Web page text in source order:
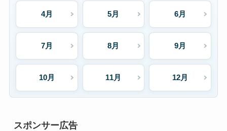
4月 5月 6月
7月 8月 9月
10月 11月 12月
スポンサー広告